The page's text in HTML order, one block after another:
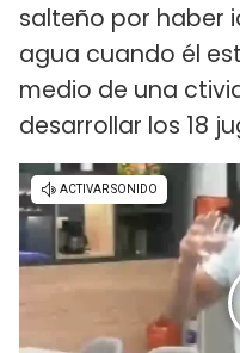
salteño por haber
agua cuando él
medio de una
desarrollar los 18